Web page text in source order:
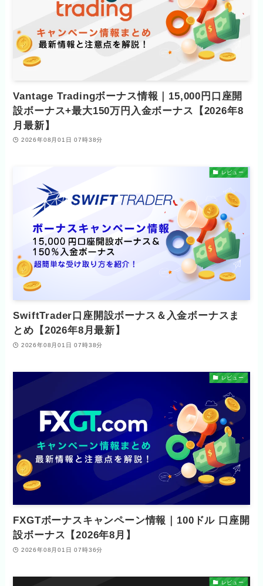
Vantage Tradingボーナス情報｜15,000円口座開
設ボーナス+最大150万円入金ボーナス【2026年8
月最新】
2026年08月01日 07時38分
レビュー
SwiftTrader口座開設ボーナス＆入金ボーナスま
とめ【2026年8月最新】
2026年08月01日 07時38分
レビュー
FXGTボーナスキャンペーン情報｜100ドル 口座開
設ボーナス【2026年8月】
2026年08月01日 07時36分
レビュー